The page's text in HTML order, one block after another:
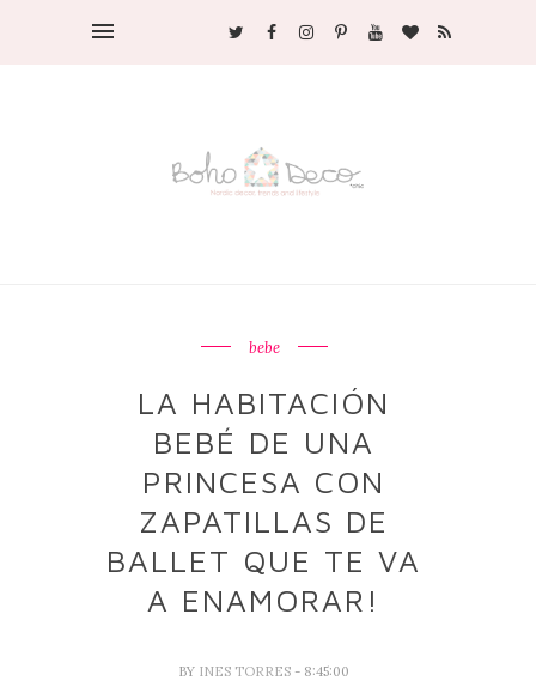
bebe
LA HABITACIÓN
BEBÉ DE UNA
PRINCESA CON
ZAPATILLAS DE
BALLET QUE TE VA
A ENAMORAR!
BY INES TORRES - 8:45:00